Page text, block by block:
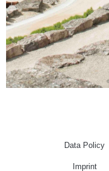
Data Policy
Imprint